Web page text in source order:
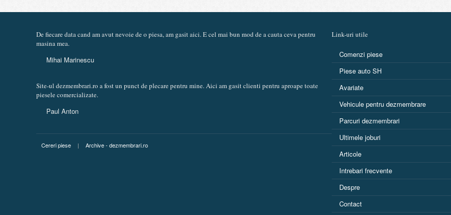
De fiecare data cand am avut nevoie de o piesa, am gasit aici. E cel mai bun mod de a cauta ceva pentru
masina mea.
Mihai Marinescu
Site-ul dezmembrari.ro a fost un punct de plecare pentru mine. Aici am gasit clienti pentru aproape toate
piesele comercializate.
Paul Anton
Cereri piese | Archive - dezmembrari.ro
Link-uri utile
Comenzi piese
Piese auto SH
Avariate
Vehicule pentru dezmembrare
Parcuri dezmembrari
Ultimele joburi
Articole
Intrebari frecvente
Despre
Contact